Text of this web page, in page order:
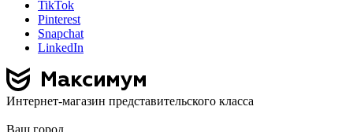
TikTok
Pinterest
Snapchat
LinkedIn
Интернет-магазин представительского класса
Ваш город